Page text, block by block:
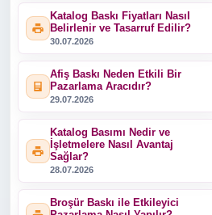
Katalog Baskı Fiyatları Nasıl
Belirlenir ve Tasarruf Edilir?
30.07.2026
Afiş Baskı Neden Etkili Bir
Pazarlama Aracıdır?
29.07.2026
Katalog Basımı Nedir ve
İşletmelere Nasıl Avantaj
Sağlar?
28.07.2026
Broşür Baskı ile Etkileyici